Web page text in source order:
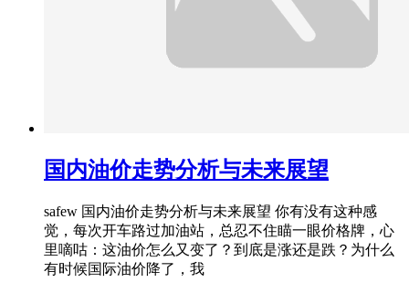
国内油价走势分析与未来展望
safew 国内油价走势分析与未来展望 你有没有这种感
觉，每次开车路过加油站，总忍不住瞄一眼价格牌，心
里嘀咕：这油价怎么又变了？到底是涨还是跌？为什么
有时候国际油价降了，我